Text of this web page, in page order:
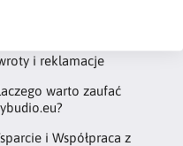
i reklamacje
warto zaufać
i Współpraca z